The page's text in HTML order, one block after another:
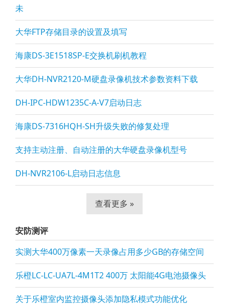
未
大华FTP存储目录的设置及填写
海康DS-3E1518SP-E交换机刷机教程
大华DH-NVR2120-M硬盘录像机技术参数资料下载
DH-IPC-HDW1235C-A-V7启动日志
海康DS-7316HQH-SH升级失败的修复处理
支持主动注册、自动注册的大华硬盘录像机型号
DH-NVR2106-L启动日志信息
查看更多 »
安防测评
实测大华400万像素一天录像占用多少GB的存储空间
乐橙LC-LC-UA7L-4M1T2 400万 太阳能4G电池摄像头
关于乐橙室内监控摄像头添加隐私模式功能优化